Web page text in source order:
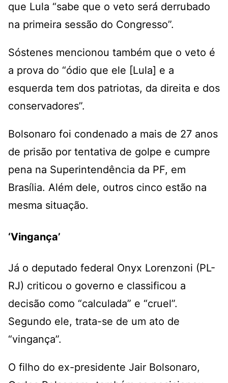
que Lula “sabe que o veto será derrubado
na primeira sessão do Congresso”.
Sóstenes mencionou também que o veto é
a prova do “ódio que ele [Lula] e a
esquerda tem dos patriotas, da direita e dos
conservadores”.
Bolsonaro foi condenado a mais de 27 anos
de prisão por tentativa de golpe e cumpre
pena na Superintendência da PF, em
Brasília. Além dele, outros cinco estão na
mesma situação.
‘Vingança’
Já o deputado federal Onyx Lorenzoni (PL-
RJ) criticou o governo e classificou a
decisão como “calculada” e “cruel”.
Segundo ele, trata-se de um ato de
“vingança”.
O filho do ex-presidente Jair Bolsonaro,